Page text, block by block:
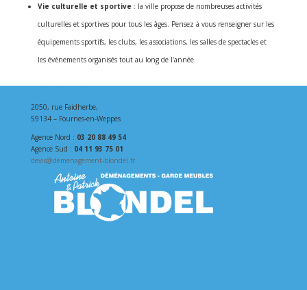
Vie culturelle et sportive : la ville propose de nombreuses activités
culturelles et sportives pour tous les âges. Pensez à vous renseigner sur les
équipements sportifs, les clubs, les associations, les salles de spectacles et
les événements organisés tout au long de l’année.
2050, rue Faidherbe,
59134 – Fournes-en-Weppes
Agence Nord : 03 20 88 49 54
Agence Sud : 04 11 93 75 01
devis@demenagement-blondel.fr